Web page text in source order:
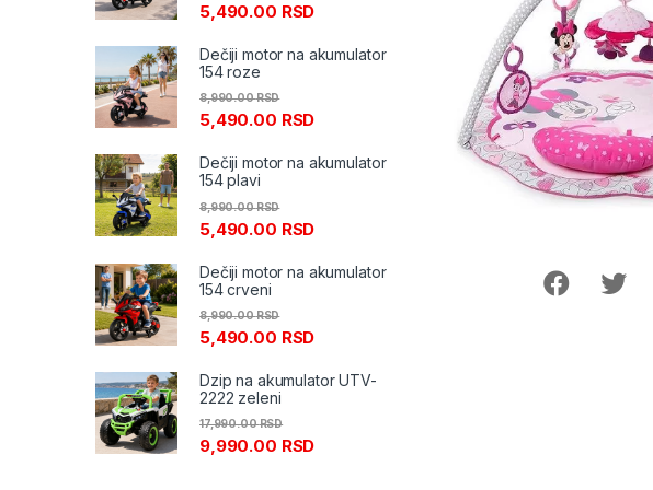
5,490.00 RSD
Dečiji motor na akumulator
154 roze
5,490.00 RSD
8,990.00RSD
Dečiji motor na akumulator
154 plavi
5,490.00 RSD
8,990.00RSD
Dečiji motor na akumulator
154 crveni
5,490.00 RSD
8,990.00RSD
Dzip na akumulator UTV-
2222 zeleni
9,990.00 RSD
17,990.00RSD